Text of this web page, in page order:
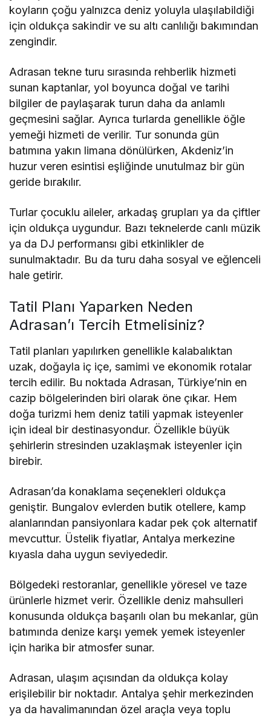
koyların çoğu yalnızca deniz yoluyla ulaşılabildiği
için oldukça sakindir ve su altı canlılığı bakımından
zengindir.
Adrasan tekne turu sırasında rehberlik hizmeti
sunan kaptanlar, yol boyunca doğal ve tarihi
bilgiler de paylaşarak turun daha da anlamlı
geçmesini sağlar. Ayrıca turlarda genellikle öğle
yemeği hizmeti de verilir. Tur sonunda gün
batımına yakın limana dönülürken, Akdeniz’in
huzur veren esintisi eşliğinde unutulmaz bir gün
geride bırakılır.
Turlar çocuklu aileler, arkadaş grupları ya da çiftler
için oldukça uygundur. Bazı teknelerde canlı müzik
ya da DJ performansı gibi etkinlikler de
sunulmaktadır. Bu da turu daha sosyal ve eğlenceli
hale getirir.
Tatil Planı Yaparken Neden
Adrasan’ı Tercih Etmelisiniz?
Tatil planları yapılırken genellikle kalabalıktan
uzak, doğayla iç içe, samimi ve ekonomik rotalar
tercih edilir. Bu noktada Adrasan, Türkiye’nin en
cazip bölgelerinden biri olarak öne çıkar. Hem
doğa turizmi hem deniz tatili yapmak isteyenler
için ideal bir destinasyondur. Özellikle büyük
şehirlerin stresinden uzaklaşmak isteyenler için
birebir.
Adrasan’da konaklama seçenekleri oldukça
geniştir. Bungalov evlerden butik otellere, kamp
alanlarından pansiyonlara kadar pek çok alternatif
mevcuttur. Üstelik fiyatlar, Antalya merkezine
kıyasla daha uygun seviyededir.
Bölgedeki restoranlar, genellikle yöresel ve taze
ürünlerle hizmet verir. Özellikle deniz mahsulleri
konusunda oldukça başarılı olan bu mekanlar, gün
batımında denize karşı yemek yemek isteyenler
için harika bir atmosfer sunar.
Adrasan, ulaşım açısından da oldukça kolay
erişilebilir bir noktadır. Antalya şehir merkezinden
ya da havalimanından özel araçla veya toplu